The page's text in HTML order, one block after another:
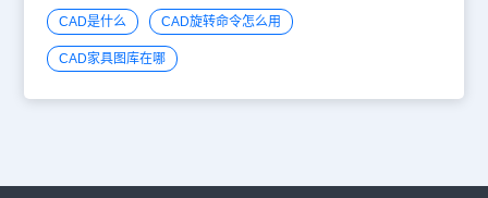
CAD是什么 CAD旋转命令怎么用
CAD家具图库在哪